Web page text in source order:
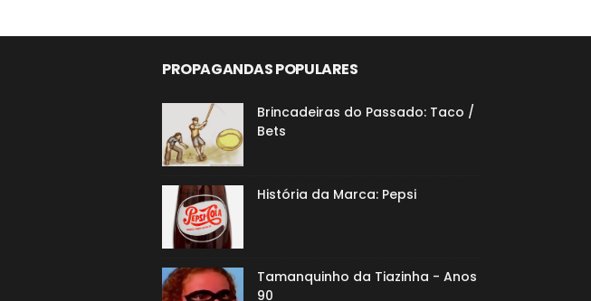
PROPAGANDAS POPULARES
Brincadeiras do Passado: Taco /
Bets
História da Marca: Pepsi
Tamanquinho da Tiazinha - Anos
90